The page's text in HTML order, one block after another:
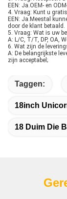
EEN: Ja.OEM- en
4. Vraag: Kunt u
EEN: Ja.Meestal
door de klant betaald.
5. Vraag: Wat is uw
A: L/C, T/T, DP, OA,
6. Wat zijn de
A: De belangrijkste
zijn acceptabel;
Taggen:
18inch
18 Duim Die